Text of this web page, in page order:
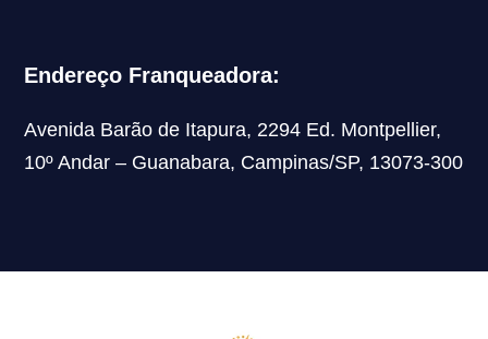
Endereço Franqueadora:
Avenida Barão de Itapura, 2294 Ed. Montpellier,
10º Andar – Guanabara, Campinas/SP, 13073-300